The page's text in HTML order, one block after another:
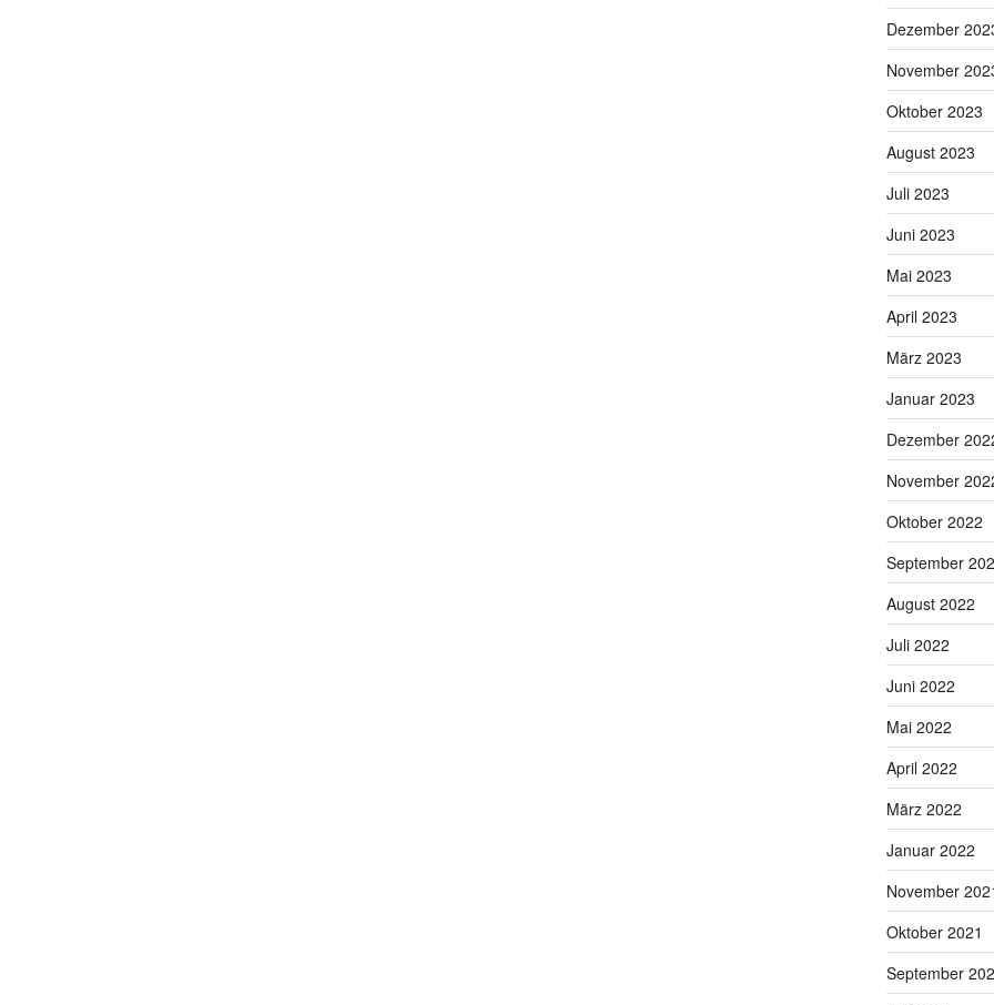
Dezember
November
Oktober 2023
August 2023
Juli 2023
Juni 2023
Mai 2023
April 2023
März 2023
Januar 2023
Dezember
November
Oktober 2022
September
August 2022
Juli 2022
Juni 2022
Mai 2022
April 2022
März 2022
Januar 2022
November
Oktober 2021
September